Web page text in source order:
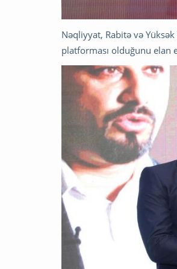
Nəqliyyat, Rabitə və
platforması olduğunu elan